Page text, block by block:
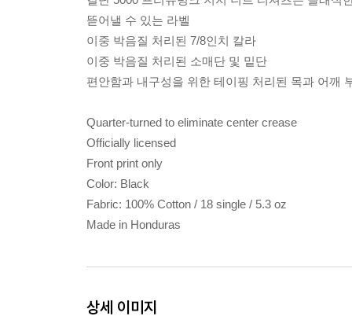
뜯어낼 수 있는 라벨
이중 박음질 처리된 7/8인치 칼라
이중 박음질 처리된 소매단 및 밑단
편안함과 내구성을 위한 테이핑 처리된 목과 어깨
Quarter-turned to eliminate center crease
Officially licensed
Front print only
Color: Black
Fabric: 100% Cotton / 18 single / 5.3 oz
Made in Honduras
상세 이미지